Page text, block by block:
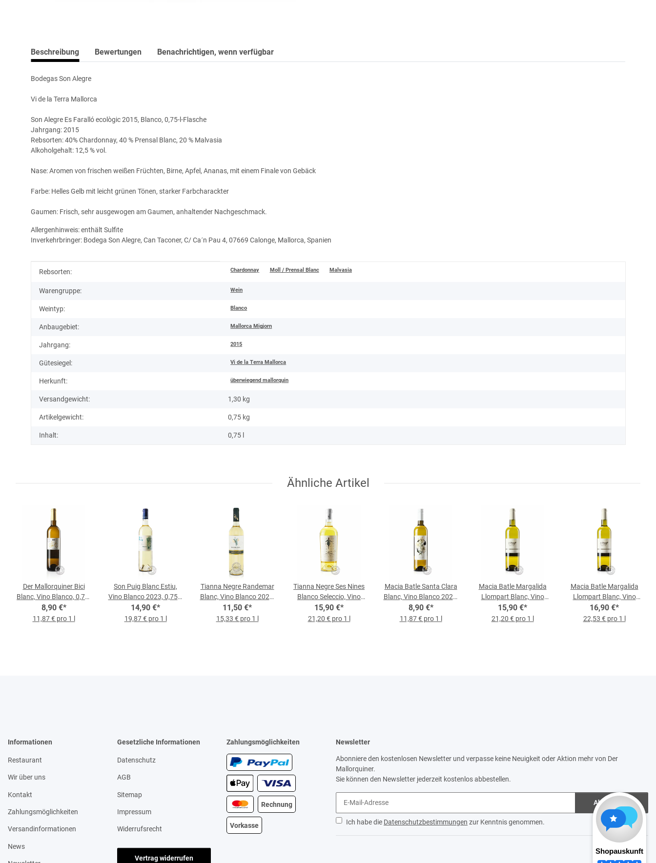
Beschreibung Bewertungen Benachrichtigen, wenn verfügbar
Bodegas Son Alegre
Vi de la Terra Mallorca
Son Alegre Es Faralló ecològic 2015, Blanco, 0,75-l-Flasche
Jahrgang: 2015
Rebsorten: 40% Chardonnay, 40 % Prensal Blanc, 20 % Malvasia
Alkoholgehalt: 12,5 % vol.
Nase: Aromen von frischen weißen Früchten, Birne, Apfel, Ananas, mit einem Finale von Gebäck
Farbe: Helles Gelb mit leicht grünen Tönen, starker Farbcharackter
Gaumen: Frisch, sehr ausgewogen am Gaumen, anhaltender Nachgeschmack.
Allergenhinweis: enthält Sulfite
Inverkehrbringer: Bodega Son Alegre, Can Taconer, C/ Ca´n Pau 4, 07669 Calonge, Mallorca, Spanien
Produkteigenschaft
Wert
Rebsorten: Chardonnay Moll / Prensal Blanc Malvasia
Warengruppe: Wein
Weintyp: Blanco
Anbaugebiet: Mallorca Migjorn
Jahrgang: 2015
Gütesiegel: Vi de la Terra Mallorca
Herkunft: überwiegend mallorquin
Versandgewicht: 1,30 kg
Artikelgewicht: 0,75 kg
Inhalt: 0,75 l
Ähnliche Artikel
Der Mallorquiner Bici
Blanc, Vino Blanco, 0,75-
l-Flasche
8,90 €*
11,87 € pro 1 l
Son Puig Blanc Estiu,
Vino Blanco 2023, 0,75-l-
Flasche
14,90 €*
19,87 € pro 1 l
Tianna Negre Randemar
Blanc, Vino Blanco 2023,
0,75-l-Flasche
11,50 €*
15,33 € pro 1 l
Tianna Negre Ses Nines
Blanco Seleccio, Vino
Blanco 2022, 0,75-l-
Flasche
15,90 €*
21,20 € pro 1 l
Macia Batle Santa Clara
Blanc, Vino Blanco 2025,
0,75-l-Flasche
8,90 €*
11,87 € pro 1 l
Macia Batle Margalida
Llompart Blanc, Vino
Blanco 2022, 0,75-l-
Flasche
15,90 €*
21,20 € pro 1 l
Macia Batle Margalida
Llompart Blanc, Vino
Blanco 2024, 0,75-l-
Flasche
16,90 €*
22,53 € pro 1 l
Informationen
Restaurant
Wir über uns
Kontakt
Zahlungsmöglichkeiten
Versandinformationen
News
Gesetzliche Informationen
Datenschutz
AGB
Sitemap
Impressum
Widerrufsrecht
Vertrag widerrufen
Zahlungsmöglichkeiten
Rechnung
Vorkasse
Newsletter
Abonniere den kostenlosen Newsletter und verpasse keine Neuigkeit oder Aktion mehr von Der
Mallorquiner.
Sie können den Newsletter jederzeit kostenlos abbestellen.
Abonnieren
Ich habe die Datenschutzbestimmungen zur Kenntnis genommen.